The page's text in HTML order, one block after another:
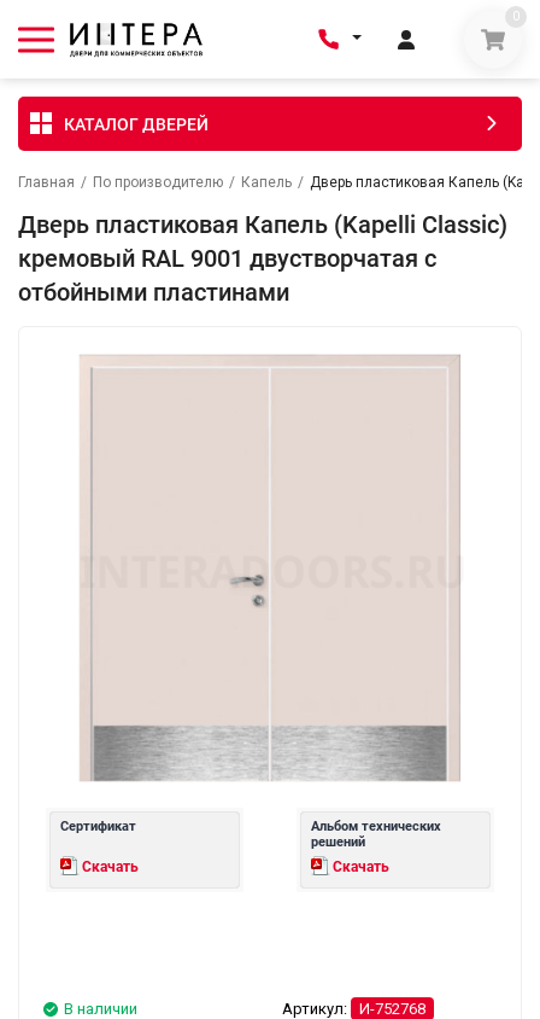
0
КАТАЛОГ ДВЕРЕЙ
Главная / По производителю / Капель / Дверь пластиковая Капель
Дверь пластиковая Капель (Kapelli Classic)
кремовый RAL 9001 двустворчатая с
отбойными пластинами
Сертификат
Скачать
Альбом технических
решений
Скачать
Артикул: И-752768
В наличии